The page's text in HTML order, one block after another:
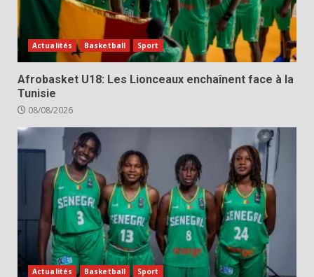
Actualités Basketball Sport
Afrobasket U18: Les Lionceaux enchaînent face à la
Tunisie
08/08/2026
Actualités Basketball Sport